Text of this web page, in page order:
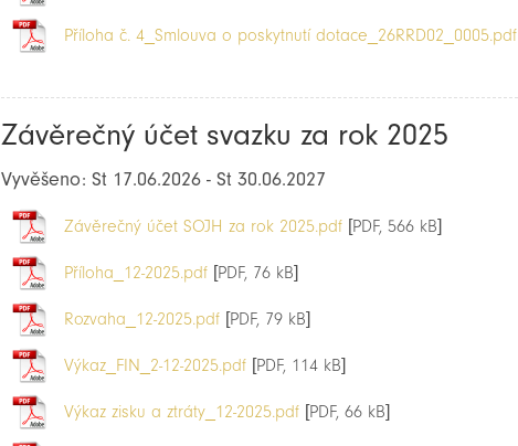
Příloha č. 4_Smlouva o poskytnutí dotace_26RRD02_0005.pdf
Závěrečný účet svazku za rok 2025
Vyvěšeno: St 17.06.2026 - St 30.06.2027
Závěrečný účet SOJH za rok 2025.pdf [PDF, 566 kB]
Příloha_12-2025.pdf [PDF, 76 kB]
Rozvaha_12-2025.pdf [PDF, 79 kB]
Výkaz_FIN_2-12-2025.pdf [PDF, 114 kB]
Výkaz zisku a ztráty_12-2025.pdf [PDF, 66 kB]